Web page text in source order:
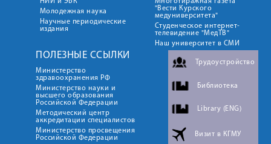
Молодежная наука
Научные периодические
издания
"Вести Курского
медуниверситета"
Студенческое интернет-
телевидение "МедТВ"
Наш университет в СМИ
ПОЛЕЗНЫЕ ССЫЛКИ
Министерство
здравоохранения РФ
Министерство науки и
высшего образования
Российской Федерации
Методический центр
аккредитации специалистов
Министерство просвещения
Российской Федерации
Трудоустройство
Библиотека
Library (ENG)
Визит в КГМУ